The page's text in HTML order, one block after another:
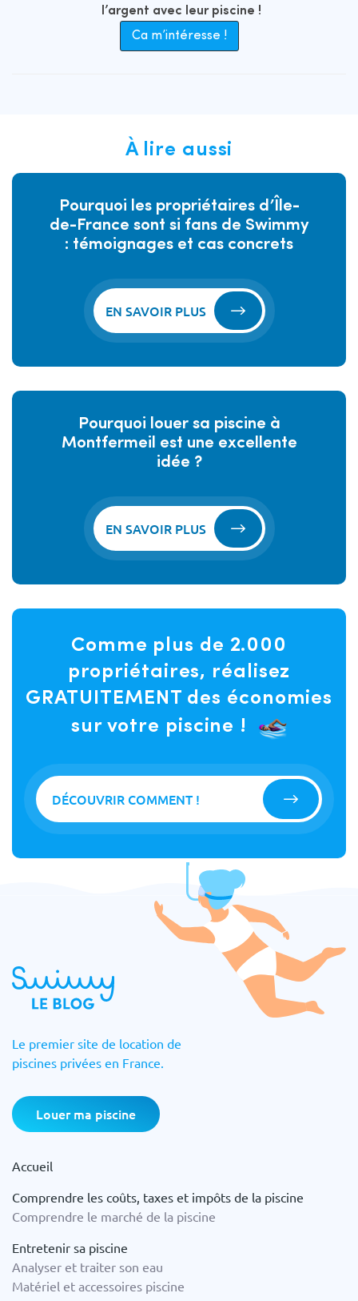
l’argent avec leur piscine !
Ca m’intéresse !
À lire aussi
Pourquoi les propriétaires d’Île-
de-France sont si fans de Swimmy
: témoignages et cas concrets
EN SAVOIR PLUS
Pourquoi louer sa piscine à
Montfermeil est une excellente
idée ?
EN SAVOIR PLUS
Comme plus de 2.000
propriétaires, réalisez
GRATUITEMENT des économies
sur votre piscine !
DÉCOUVRIR COMMENT !
Le premier site de location de
piscines privées en France.
Louer ma piscine
Accueil
Comprendre les coûts, taxes et impôts de la piscine
Comprendre le marché de la piscine
Entretenir sa piscine
Analyser et traiter son eau
Matériel et accessoires piscine